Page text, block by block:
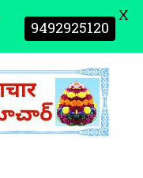
9492925120 X